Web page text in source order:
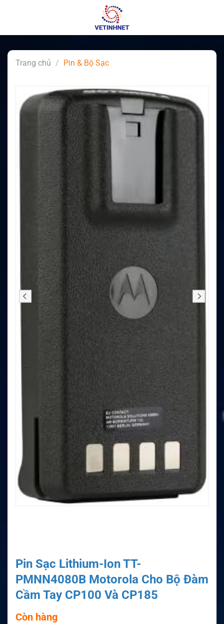
Trang chủ / Pin & Bộ Sạc
Pin Sạc Lithium-Ion TT-
PMNN4080B Motorola Cho Bộ Đàm
Cầm Tay CP100 Và CP185
Còn hàng